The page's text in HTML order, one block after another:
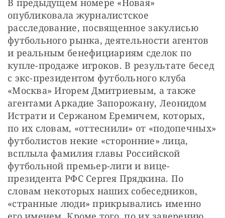
В предыдущем номере «Новая»
опубликовала журналистское
расследование, посвященное закулисью
футбольного рынка, деятельности агентов
и реальным бенефициариям сделок по
купле-продаже игроков. В результате бесед
с экс-президентом футбольного клуба
«Москва» Игорем Дмитриевым, а также
агентами Аркадие Запорожану, Леонидом
Истрати и Сержаном Еремичем, которых,
по их словам, «оттеснили» от «подопечных»
футболистов некие «сторонние» лица,
всплыла фамилия главы Российской
футбольной премьер-лиги и вице-
президента РФС Сергея Прядкина. По
словам некоторых наших собеседников,
«странные люди» прикрывались именно